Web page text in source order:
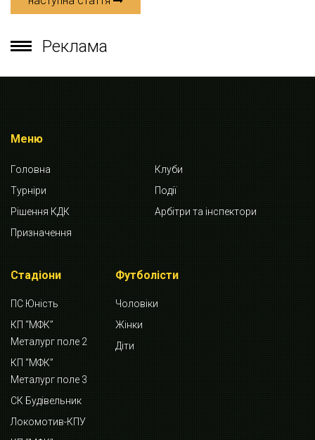
Реклама
Меню
Головна
Клуби
Турніри
Події
Рішення КДК
Арбітри та інспектори
Призначення
Стадіони
ПС Юність
КП “МФК”
Металург поле 2
КП “МФК”
Металург поле 3
СК Будівельник
Локомотив-КПУ
Футболісти
Чоловіки
Жінки
Діти